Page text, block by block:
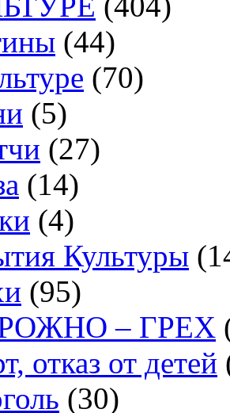
(44)
(70)
(5)
(27)
(14)
(4)
Культуры
(95)
– ГРЕХ
отказ от детей
(30)